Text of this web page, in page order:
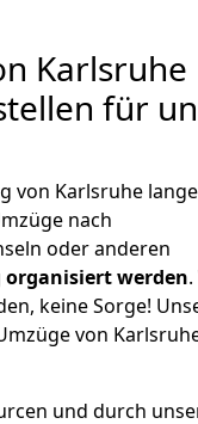
Karlsruhe
für
von Karlsruhe
nach
oder anderen
werden
keine Sorge!
von
und durch